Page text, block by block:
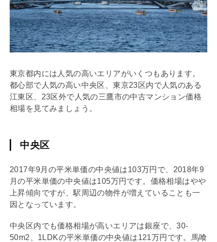
東京都内には人気の高いエリアがいくつもあります。
都心部で人気の高い中央区、東京23区内で人気のある
江東区、23区外で人気の三鷹市の中古マンション価格
相場を見てみましょう。
中央区
2017年9月の平米単価の中央値は103万円で、2018年9
月の平米単価の中央値は105万円です。価格相場はやや
上昇傾向ですが、駅周辺の物件が増えていることも一
因となっています。
中央区内でも価格相場が高いエリアは銀座で、30-
50m2、1 LDKの平米単価の中央値は121万円です。馬喰